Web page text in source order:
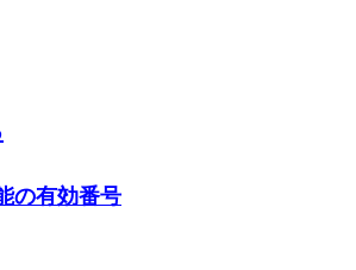
の有効番号